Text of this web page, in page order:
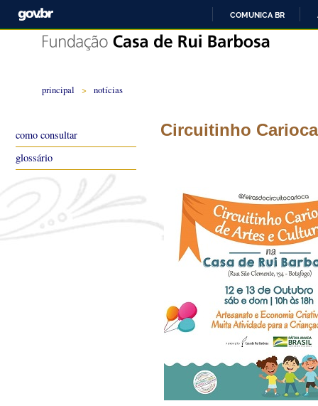
COMUNICA BR
principal > notícias
Circuitinho
como consultar
glossário